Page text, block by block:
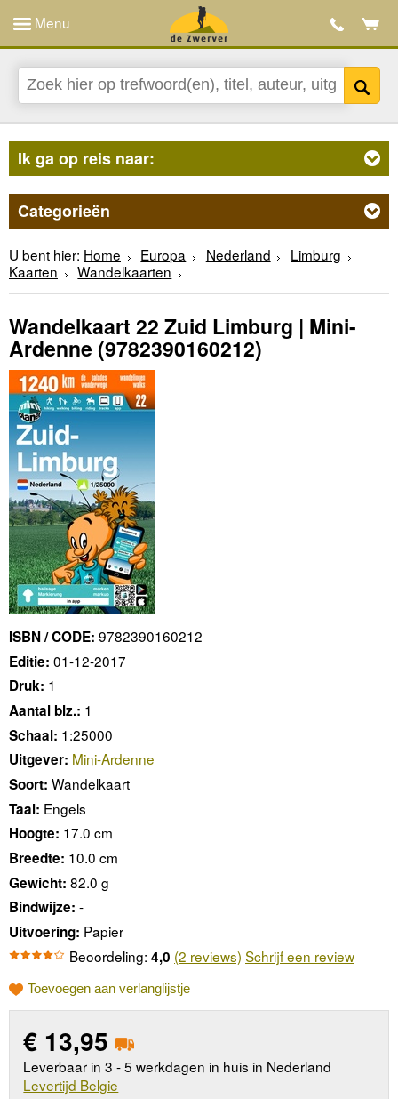
Menu
Ik ga op reis naar:
Categorieën
U bent hier: Home Europa Nederland
Limburg
Kaarten
Wandelkaarten
Wandelkaart 22 Zuid Limburg | Mini-
Ardenne (9782390160212)
ISBN / CODE: 9782390160212
Editie: 01-12-2017
Druk: 1
Aantal blz.: 1
Schaal: 1:25000
Uitgever: Mini-Ardenne
Soort: Wandelkaart
Taal: Engels
Hoogte: 17.0 cm
Breedte: 10.0 cm
Gewicht: 82.0 g
Bindwijze: -
Uitvoering: Papier
Beoordeling: 4,0 (2 reviews) Schrijf een review
Toevoegen aan verlanglijstje
€ 13,95
Leverbaar in 3 - 5 werkdagen in huis in Nederland
Levertijd Belgie